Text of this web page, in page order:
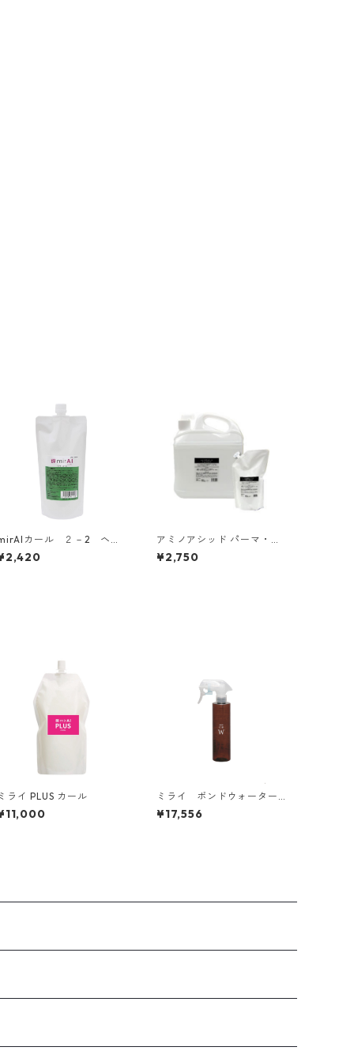
カール ２－2 ヘア
ット料【常温タイプ】 5
アミノアシッド パーマ・カ
ーリング専用レブリン酸（1
000ml）
¥2,750
ライ PLUS カール
ミライ ボンドウォーター
（200ml × 6本）
¥17,556